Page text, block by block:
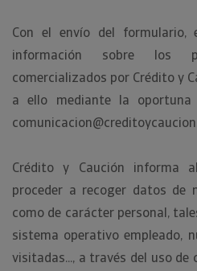
Con el envío del formulario,
información sobre los
comercializados por Crédito y
a ello mediante la oportuna
Crédito y Caución informa
proceder a recoger datos de
como de carácter personal,
sistema operativo empleado,
visitadas..., a través del uso de